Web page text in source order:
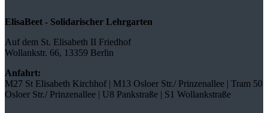
ElisaBeet - Solidarischer Lehrgarten
Auf dem St. Elisabeth II Friedhof
Wollankstr. 66, 13359 Berlin
Anfahrt:
M27 St Elisabeth Kirchhof | M13 Osloer Str./ Prinzenallee | Tram 50
Osloer Str./ Prinzenallee | U8 Pankstraße | S1 Wollankstraße